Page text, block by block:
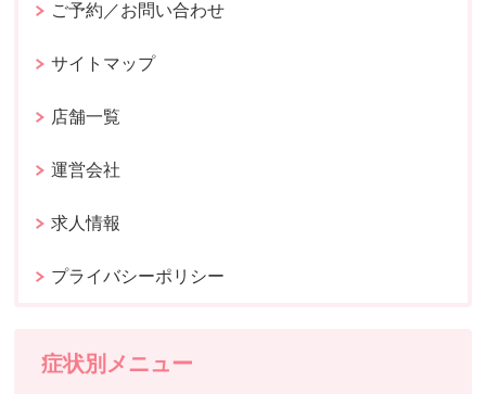
ご予約／お問い合わせ
サイトマップ
店舗一覧
運営会社
求人情報
プライバシーポリシー
症状別メニュー